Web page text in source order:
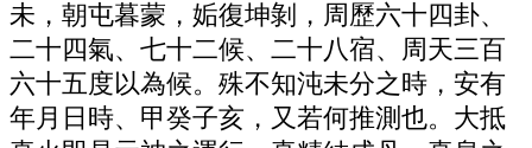
未，朝屯暮蒙，姤復坤剝，周歷六十四卦、
二十四氣、七十二候、二十八宿、周天三百
六十五度以為候。殊不知沌未分之時，安有
年月日時、甲癸子亥，又若何推測也。大抵